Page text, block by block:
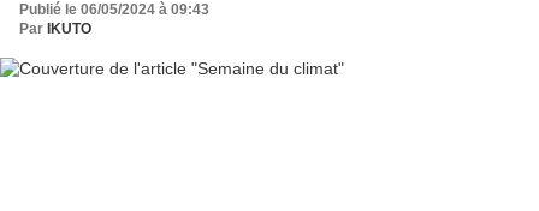
Publié le 06/05/2024 à 09:43
Par IKUTO